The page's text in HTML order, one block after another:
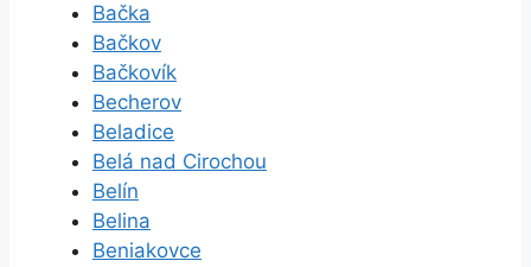
Bačka
Bačkov
Bačkovík
Becherov
Beladice
Belá nad Cirochou
Belín
Belina
Beniakovce